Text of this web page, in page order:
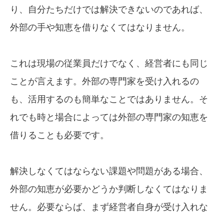
り、自分たちだけでは解決できないのであれば、
外部の手や知恵を借りなくてはなりません。
これは現場の従業員だけでなく、経営者にも同じ
ことが言えます。外部の専門家を受け入れるの
も、活用するのも簡単なことではありません。そ
れでも時と場合によっては外部の専門家の知恵を
借りることも必要です。
解決しなくてはならない課題や問題がある場合、
外部の知恵が必要かどうか判断しなくてはなりま
せん。必要ならば、まず経営者自身が受け入れな